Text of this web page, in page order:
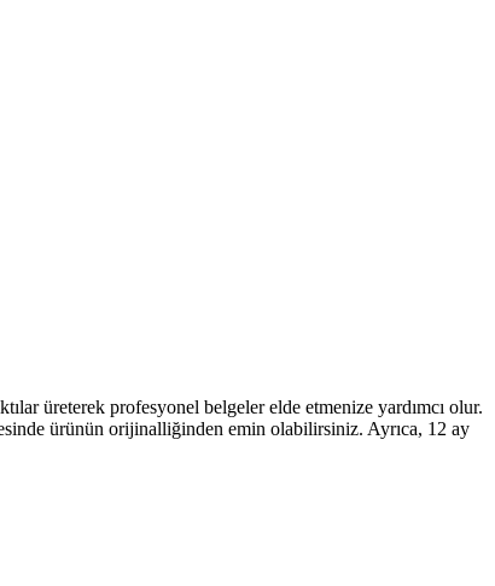
üreterek profesyonel belgeler elde etmenize yardımcı olur.
ürünün orijinalliğinden emin olabilirsiniz. Ayrıca, 12 ay